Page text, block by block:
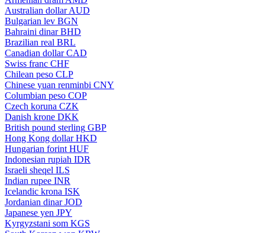
Australian dollar AUD
Bulgarian lev BGN
Bahraini dinar BHD
Brazilian real BRL
Canadian dollar CAD
Swiss franc CHF
Chilean peso CLP
Chinese yuan renminbi CNY
Columbian peso COP
Czech koruna CZK
Danish krone DKK
British pound sterling GBP
Hong Kong dollar HKD
Hungarian forint HUF
Indonesian rupiah IDR
Israeli sheqel ILS
Indian rupee INR
Icelandic krona ISK
Jordanian dinar JOD
Japanese yen JPY
Kyrgyzstani som KGS